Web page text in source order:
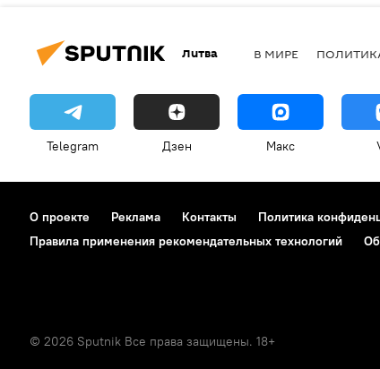
Литва В МИРЕ
Telegram Дзен Макс
О проекте Реклама Контакты Политика
Правила применения рекомендательных технологий
© 2026 Sputnik Все права защищены. 18+